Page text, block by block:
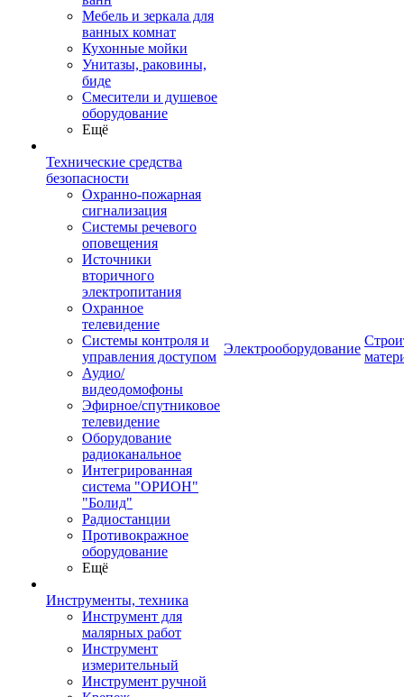
Мебель и зеркала для
ванных комнат
Кухонные мойки
Унитазы, раковины,
биде
Смесители и душевое
оборудование
Ещё
Технические средства
безопасности
Охранно-пожарная
сигнализация
Системы речевого
оповещения
Источники
вторичного
электропитания
Охранное
телевидение
Системы контроля и
управления доступом
Аудио/
видеодомофоны
Эфирное/спутниковое
телевидение
Оборудование
радиоканальное
Интегрированная
система "ОРИОН"
"Болид"
Радиостанции
Противокражное
оборудование
Ещё
Инструменты, техника
Инструмент для
малярных работ
Инструмент
измерительный
Инструмент ручной
Электрооборудование